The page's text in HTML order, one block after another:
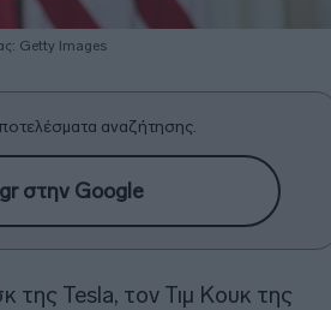
Getty Images
αναζήτησης.
στην Google
Tesla, τον Τιμ Κουκ της